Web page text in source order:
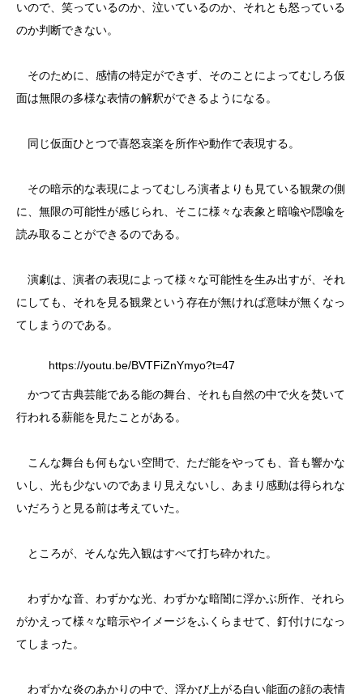
いので、笑っているのか、泣いているのか、それとも怒っている
のか判断できない。
そのために、感情の特定ができず、そのことによってむしろ仮
面は無限の多様な表情の解釈ができるようになる。
同じ仮面ひとつで喜怒哀楽を所作や動作で表現する。
その暗示的な表現によってむしろ演者よりも見ている観衆の側
に、無限の可能性が感じられ、そこに様々な表象と暗喩や隠喩を
読み取ることができるのである。
演劇は、演者の表現によって様々な可能性を生み出すが、それ
にしても、それを見る観衆という存在が無ければ意味が無くなっ
てしまうのである。
https://youtu.be/BVTFiZnYmyo?t=47
かつて古典芸能である能の舞台、それも自然の中で火を焚いて
行われる薪能を見たことがある。
こんな舞台も何もない空間で、ただ能をやっても、音も響かな
いし、光も少ないのであまり見えないし、あまり感動は得られな
いだろうと見る前は考えていた。
ところが、そんな先入観はすべて打ち砕かれた。
わずかな音、わずかな光、わずかな暗闇に浮かぶ所作、それら
がかえって様々な暗示やイメージをふくらませて、釘付けになっ
てしまった。
わずかな炎のあかりの中で、浮かび上がる白い能面の顔の表情